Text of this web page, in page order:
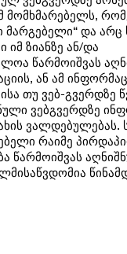
მომხმარებელს,
მარგებელი“ და
იმ ზიანზე ან/და
წარმოიშვას
ან ამ
თუ ვებ-გვერდზე
ვებგვერდზე
ვალდებულებას.
რაიმე
წარმოიშვას